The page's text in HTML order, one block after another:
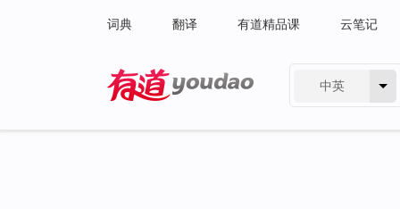
词典 翻译 有道精品课 云笔记
中英